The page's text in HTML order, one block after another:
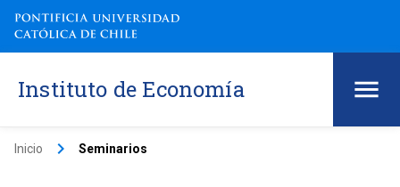
Instituto de Economía
Inicio keyboard_arrow_right Seminarios